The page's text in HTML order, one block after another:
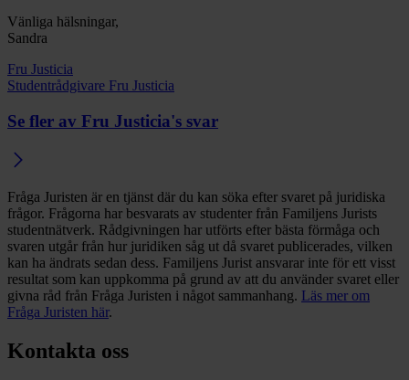
Vänliga hälsningar,
Sandra
Fru Justicia
Studentrådgivare Fru Justicia
Se fler av Fru Justicia's svar
Fråga Juristen är en tjänst där du kan söka efter svaret på juridiska
frågor. Frågorna har besvarats av studenter från Familjens Jurists
studentnätverk. Rådgivningen har utförts efter bästa förmåga och
svaren utgår från hur juridiken såg ut då svaret publicerades, vilken
kan ha ändrats sedan dess. Familjens Jurist ansvarar inte för ett visst
resultat som kan uppkomma på grund av att du använder svaret eller
givna råd från Fråga Juristen i något sammanhang. Läs mer om
Fråga Juristen här.
Kontakta oss